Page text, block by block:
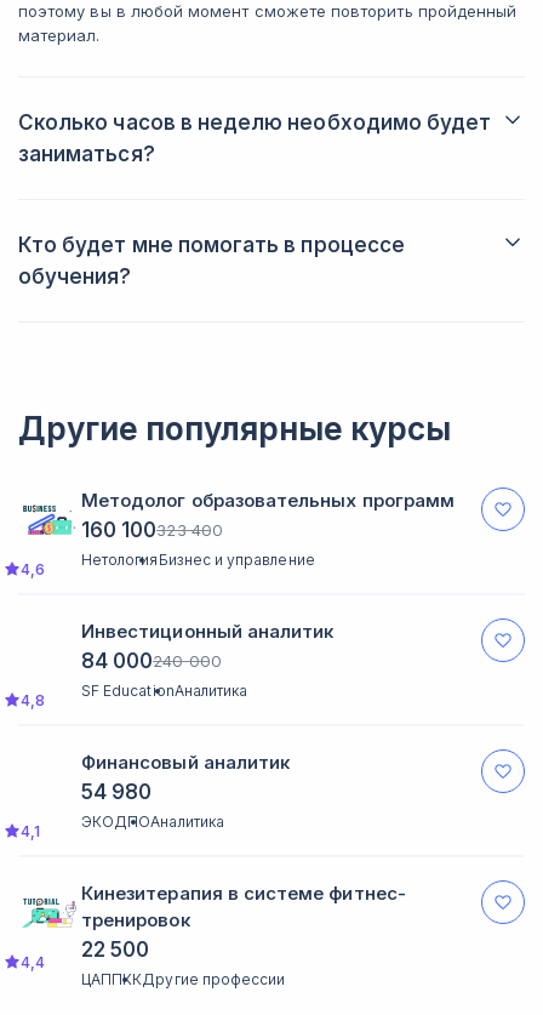
поэтому вы в любой момент сможете повторить пройденный
материал.
Сколько часов в неделю необходимо будет
заниматься?
Кто будет мне помогать в процессе
обучения?
Другие популярные курсы
Методолог образовательных программ
Нетология Бизнес и управление
4,6
160 100323 400
Инвестиционный аналитик
SF EducationАналитика
4,8
84 000240 000
Финансовый аналитик
ЭКОДПОАналитика
4,1
54 980
Кинезитерапия в системе фитнес-
тренировок
ЦАППККДругие профессии
4,4
22 500